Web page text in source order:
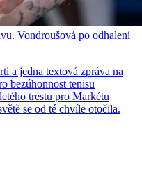
Vondroušová po odhalení
a jedna textová zpráva na
bezúhonnost tenisu
trestu pro Markétu
se od té chvíle otočila.